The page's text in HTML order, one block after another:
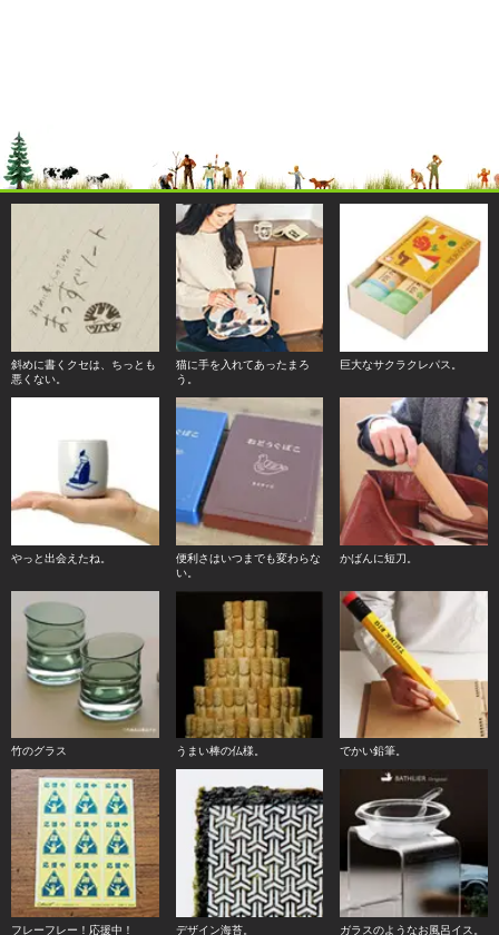
斜めに書くクセは、ちっとも
悪くない。
猫に手を入れてあったまろ
う。
巨大なサクラクレパス。
やっと出会えたね。
便利さはいつまでも変わらな
い。
かばんに短刀。
竹のグラス うまい棒の仏様。 でかい鉛筆。
フレーフレー！応援中！ デザイン海苔。 ガラスのようなお風呂イス。